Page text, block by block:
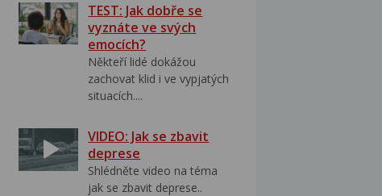
TEST: Jak dobře se
vyznáte ve svých
emocích?
Někteří lidé dokážou
zachovat klid i ve vypjatých
situacích....
VIDEO: Jak se zbavit
deprese
Shlédněte video na téma
jak se zbavit deprese..